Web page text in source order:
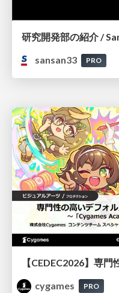
研究開発部の紹介 /
sansan33
PRO
cygames
PRO